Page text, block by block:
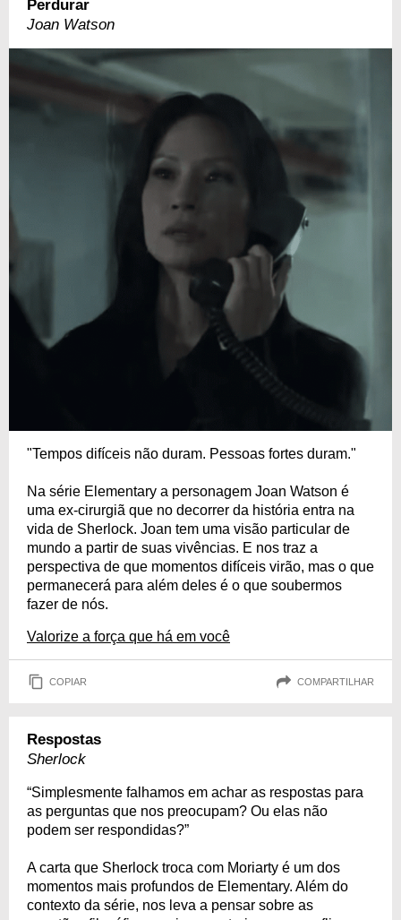
Perdurar
Joan Watson
"Tempos difíceis não duram. Pessoas fortes duram."
Na série Elementary a personagem Joan Watson é
uma ex-cirurgiã que no decorrer da história entra na
vida de Sherlock. Joan tem uma visão particular de
mundo a partir de suas vivências. E nos traz a
perspectiva de que momentos difíceis virão, mas o que
permanecerá para além deles é o que soubermos
fazer de nós.
Valorize a força que há em você
COPIAR COMPARTILHAR
Respostas
Sherlock
“Simplesmente falhamos em achar as respostas para
as perguntas que nos preocupam? Ou elas não
podem ser respondidas?”
A carta que Sherlock troca com Moriarty é um dos
momentos mais profundos de Elementary. Além do
contexto da série, nos leva a pensar sobre as